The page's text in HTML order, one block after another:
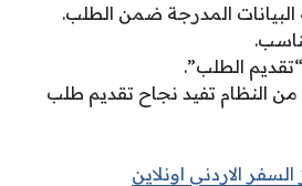
المدرجة ضمن الطلب.
الطلب”.
النظام تفيد نجاح تقديم طلب
الاردني اونلاين